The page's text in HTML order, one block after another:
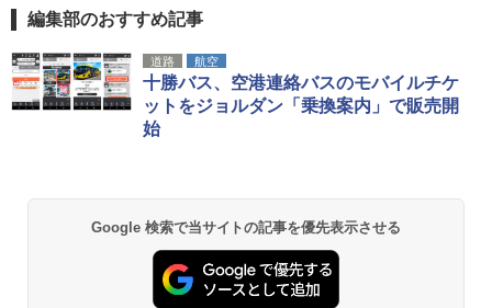
DEWEL パラソル 大型 ビーチ アウトドアパ
ラソル ガーデン サイトシート付 折りたたみ
防水 UVカット 4段階高さ調整 軽量 収納袋付
き
026リニューアル 急速冷凍 空間倍増 衛生的
コンパクト 保冷力長持ち
￥2,980
編集部のおすすめ記事
道路 航空
十勝バス、空港連絡バスのモバイルチケ
ットをジョルダン「乗換案内」で販売開
始
Google 検索で当サイトの記事を優先表示させる